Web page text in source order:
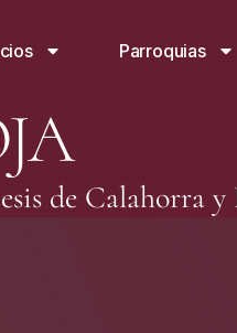
Parroquias
de Calahorra